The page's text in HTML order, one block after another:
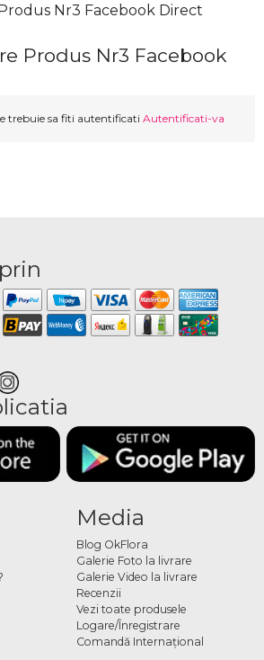
Nr3 Facebook Direct
Produs Nr3 Facebook
trebuie sa fiti autentificati Autentificati-va
Media
Blog OkFlora
Galerie Foto la livrare
Galerie Video la livrare
Recenzii
Vezi toate produsele
Logare/Înregistrare
Comandă Internațional